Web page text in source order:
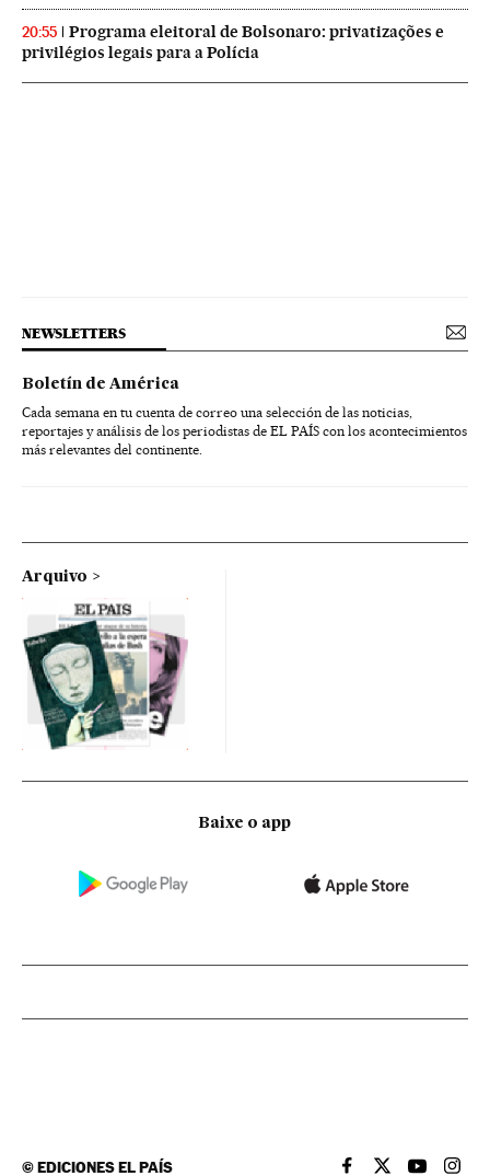
20:55
Programa eleitoral de Bolsonaro: privatizações e
privilégios legais para a Polícia
NEWSLETTERS
Boletín de América
Cada semana en tu cuenta de correo una selección de las noticias,
reportajes y análisis de los periodistas de EL PAÍS con los acontecimientos
más relevantes del continente.
Arquivo
Baixe o app
©EDICIONES EL PAÍS